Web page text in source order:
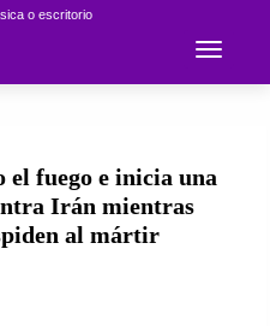
o escritorio
Toggle
fuego e inicia una
Irán mientras
al mártir